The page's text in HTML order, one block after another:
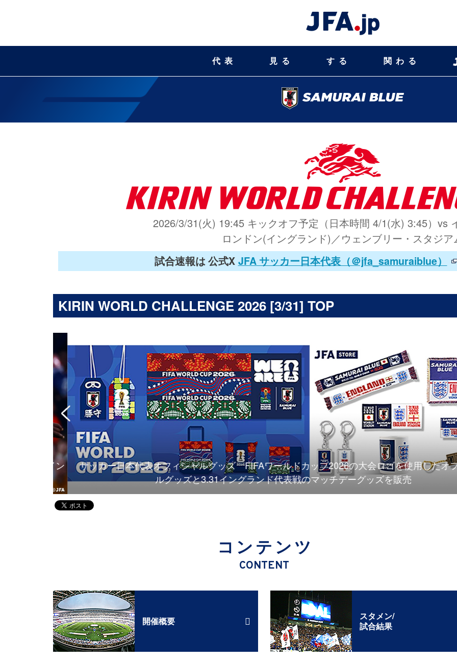
代表 見る する 関わる
KIRIN WORLD CHALLENGE 2026 [3/31] TOP
2026/3/31(火) 19:45 キックオフ予定（日本時間 4/1(水) 3:45）vs
ロンドン(イングランド)／ウェンブリー・スタジア
試合速報は 公式X JFA サッカー日本代表（＠jfa_samuraiblue）
サッカー日本代表オフィシャルグッズ FIFAワールドカップ2026の大会ロゴを使用したオフィ
ルグッズと3.31イングランド代表戦のマッチデーグッズを販売
コンテンツ
CONTENT
開催概要
スタメン/
試合結果